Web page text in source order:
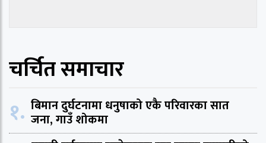
चर्चित समाचार
१. बिमान दुर्घटनामा धनुषाको एकै परिवारका सात
जना, गाउँ शोकमा